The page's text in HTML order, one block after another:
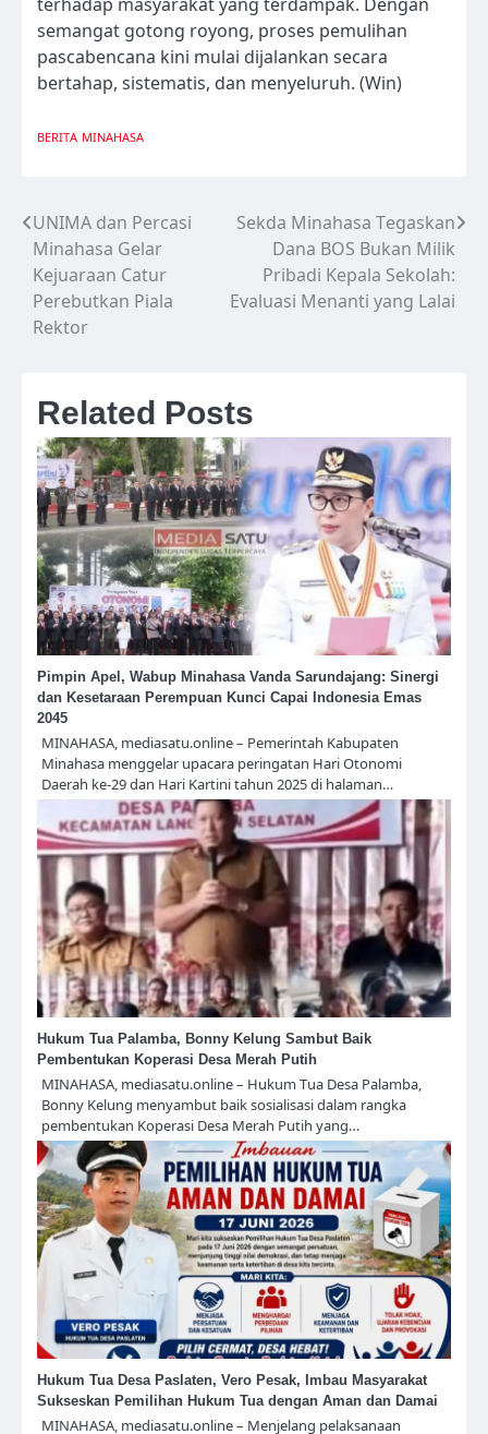
semangat gotong royong, proses pemulihan
pascabencana kini mulai dijalankan secara
bertahap, sistematis, dan menyeluruh. (Win)
BERITA MINAHASA
Navigasi
pos
UNIMA dan Percasi
Minahasa Gelar
Kejuaraan Catur
Perebutkan Piala
Rektor
Sekda Minahasa Tegaskan
Dana BOS Bukan Milik
Pribadi Kepala Sekolah:
Evaluasi Menanti yang Lalai
Related Posts
Pimpin Apel, Wabup Minahasa Vanda Sarundajang: Sinergi
dan Kesetaraan Perempuan Kunci Capai Indonesia Emas
2045
MINAHASA, mediasatu.online – Pemerintah Kabupaten
Minahasa menggelar upacara peringatan Hari Otonomi
Daerah ke-29 dan Hari Kartini tahun 2025 di halaman…
Hukum Tua Palamba, Bonny Kelung Sambut Baik
Pembentukan Koperasi Desa Merah Putih
MINAHASA, mediasatu.online – Hukum Tua Desa Palamba,
Bonny Kelung menyambut baik sosialisasi dalam rangka
pembentukan Koperasi Desa Merah Putih yang…
Hukum Tua Desa Paslaten, Vero Pesak, Imbau Masyarakat
Sukseskan Pemilihan Hukum Tua dengan Aman dan Damai
MINAHASA, mediasatu.online – Menjelang pelaksanaan